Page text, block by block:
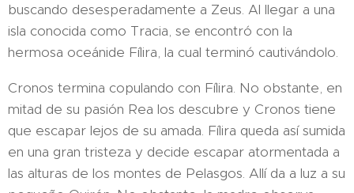
buscando desesperadamente a Zeus. Al llegar a una
isla conocida como Tracia, se encontró con la
hermosa oceánide Fílira, la cual terminó cautivándolo.
Cronos termina copulando con Fílira. No obstante, en
mitad de su pasión Rea los descubre y Cronos tiene
que escapar lejos de su amada. Fílira queda así sumida
en una gran tristeza y decide escapar atormentada a
las alturas de los montes de Pelasgos. Allí da a luz a su